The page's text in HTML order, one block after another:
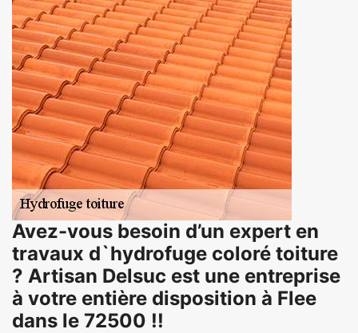
Avez-vous besoin d’un expert en
travaux d`hydrofuge coloré toiture
? Artisan Delsuc est une entreprise
à votre entière disposition à Flee
dans le 72500 !!